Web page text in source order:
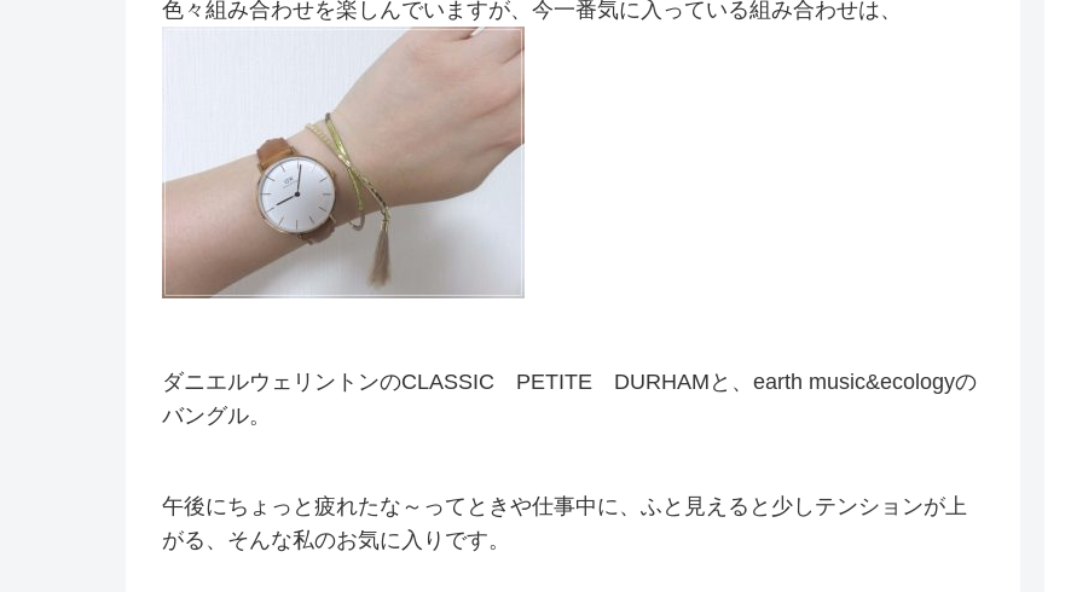
色々組み合わせを楽しんでいますが、今一番気に入っている組み合わせは、
ダニエルウェリントンのCLASSIC PETITE DURHAMと、earth music&ecologyの
バングル。
午後にちょっと疲れたな～ってときや仕事中に、ふと見えると少しテンションが上
がる、そんな私のお気に入りです。